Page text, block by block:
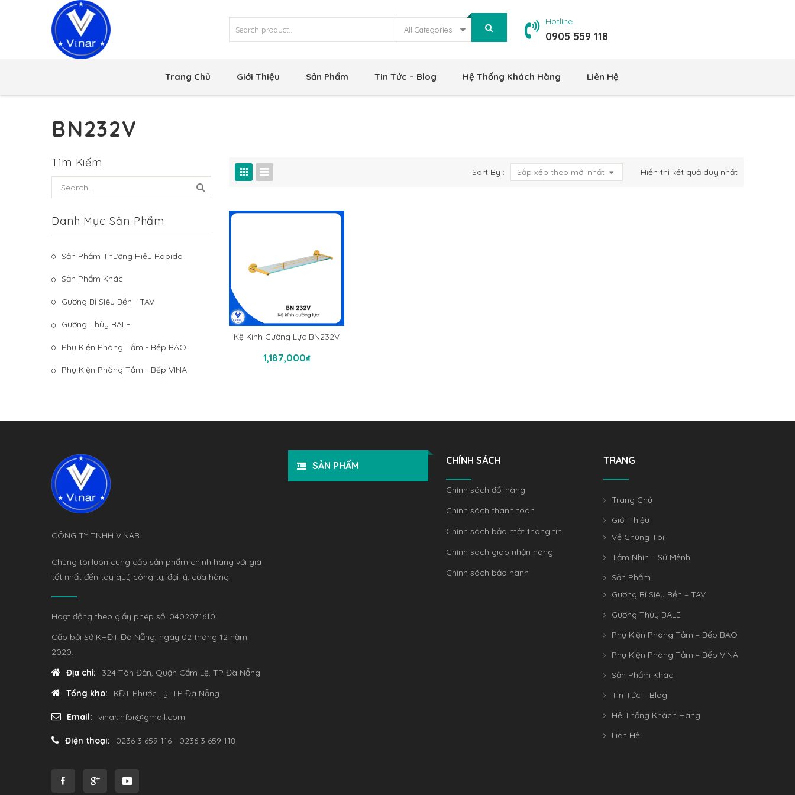
All Categories
Hotline
0905 559 118
Trang Chủ Giới Thiệu Sản Phẩm Tin Tức – Blog Hệ Thống Khách Hàng Liên Hệ
BN232V
Tìm Kiếm
Danh Mục Sản Phẩm
Sản Phẩm Thương Hiệu Rapido
Sản Phẩm Khác
Gương Bỉ Siêu Bền - TAV
Gương Thủy BALE
Phụ Kiện Phòng Tắm - Bếp BAO
Phụ Kiện Phòng Tắm - Bếp VINA
Hiển thị kết quả duy nhất
Sort By : Sắp xếp theo mới nhất
Kệ Kính Cường Lực BN232V
1,187,000₫
Thêm Vào Giỏ Hàng
CÔNG TY TNHH VINAR
Chúng tôi luôn cung cấp sản phẩm chính hãng với giá
tốt nhất đến tay quý công ty, đại lý, cửa hàng.
Hoạt động theo giấy phép số: 0402071610.
Cấp bởi Sở KHĐT Đà Nẵng, ngày 02 tháng 12 năm
2020.
Địa chỉ:
324 Tôn Đản, Quận Cẩm Lệ, TP Đà Nẵng
Tổng kho:
KĐT Phước Lý, TP Đà Nẵng
Email: vinar.infor@gmail.com
Điện thoại: 0236 3 659 116 - 0236 3 659 118
SẢN PHẨM CHÍNH SÁCH
Chính sách đổi hàng
Chính sách thanh toán
Chính sách bảo mật thông tin
Chính sách giao nhận hàng
Chính sách bảo hành
TRANG
Trang Chủ
Giới Thiệu
Về Chúng Tôi
Tầm Nhìn – Sứ Mệnh
Sản Phẩm
Gương Bỉ Siêu Bền – TAV
Gương Thủy BALE
Phụ Kiện Phòng Tắm – Bếp BAO
Phụ Kiện Phòng Tắm – Bếp VINA
Sản Phẩm Khác
Tin Tức – Blog
Hệ Thống Khách Hàng
Liên Hệ